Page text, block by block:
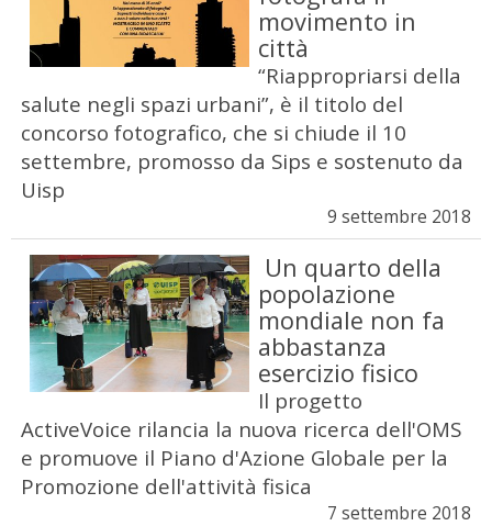
movimento in
città
“Riappropriarsi della
salute negli spazi urbani”, è il titolo del
concorso fotografico, che si chiude il 10
settembre, promosso da Sips e sostenuto da
Uisp
9 settembre 2018
Un quarto della
popolazione
mondiale non fa
abbastanza
esercizio fisico
Il progetto
ActiveVoice rilancia la nuova ricerca dell'OMS
e promuove il Piano d'Azione Globale per la
Promozione dell'attività fisica
7 settembre 2018